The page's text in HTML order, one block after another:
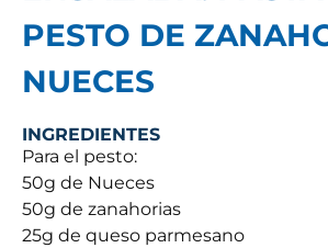
PESTO DE
NUECES
INGREDIENTES
Para el pesto:
50g de Nueces
50g de zanahorias
25g de queso parmesano